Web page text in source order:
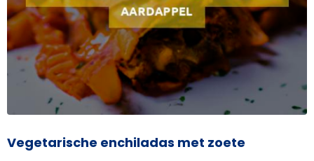
Vegetarische enchiladas met zoete